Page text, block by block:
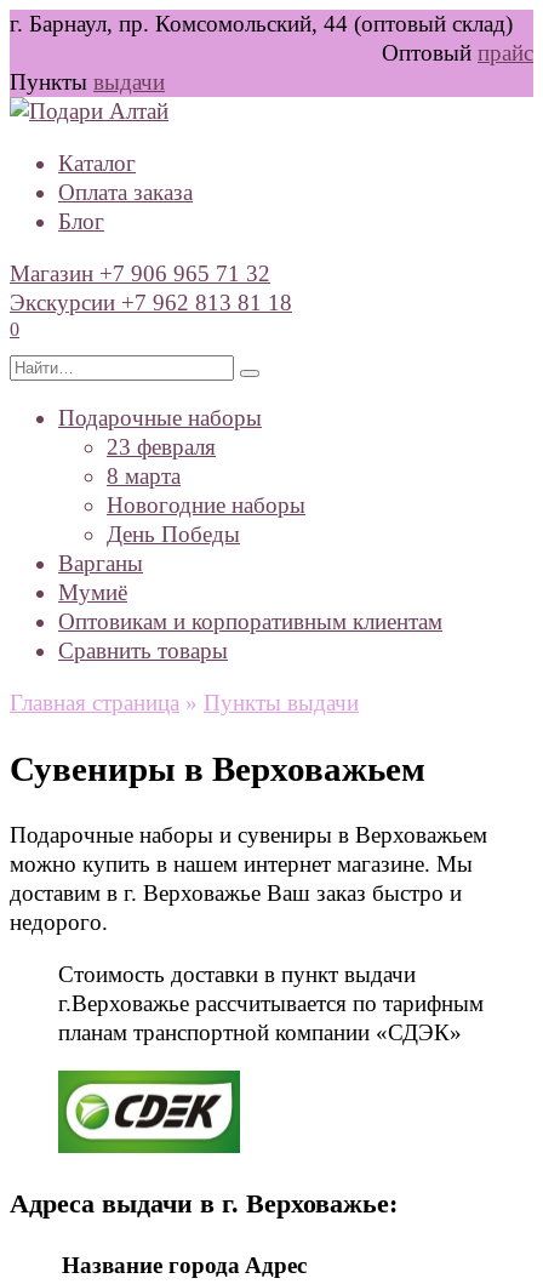
Перейти
содержанию
г. Барнаул, пр. Комсомольский, 44 (оптовый склад)
Оптовый прайс
Пункты выдачи
Каталог
Оплата заказа
Блог
Магазин +7 906 965 71 32
Экскурсии +7 962 813 81 18
0
Search
Подарочные наборы
23 февраля
8 марта
Новогодние наборы
День Победы
Варганы
Мумиё
Оптовикам и корпоративным клиентам
Сравнить товары
Главная страница » Пункты выдачи
Сувениры в Верховажьем
Подарочные наборы и сувениры в Верховажьем
можно купить в нашем интернет магазине. Мы
доставим в г. Верховажье Ваш заказ быстро и
недорого.
Стоимость доставки в пункт выдачи
г.Верховажье рассчитывается по тарифным
планам транспортной компании «СДЭК»
Адреса выдачи в г. Верховажье:
Название города Адрес